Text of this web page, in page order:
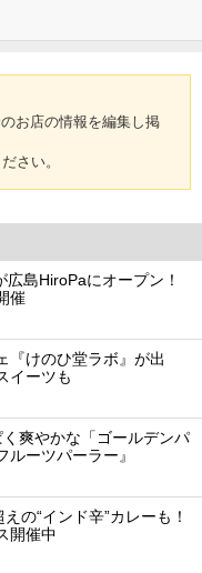
お店の情報を編集し掲
さい。
島HiroPaにオープン！
催
『けのひ堂ラボ』が出
イーツも
爽やかな「ゴールデンパ
ーツパーラー』
の“インド辛”カレーも！
開催中